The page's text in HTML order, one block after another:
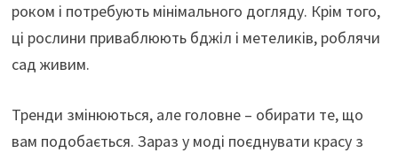
роком і потребують мінімального догляду. Крім того,
ці рослини приваблюють бджіл і метеликів, роблячи
сад живим.
Тренди змінюються, але головне – обирати те, що
вам подобається. Зараз у моді поєднувати красу з